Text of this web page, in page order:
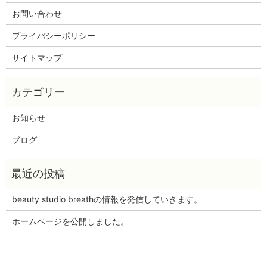
お問い合わせ
プライバシーポリシー
サイトマップ
お知らせ
ブログ
beauty studio breathの情報を発信していきます。
ホームページを公開しました。